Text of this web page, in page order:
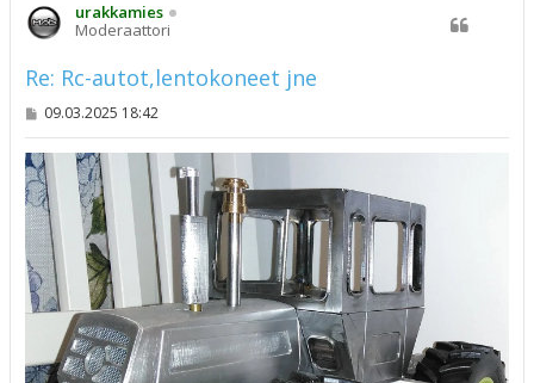
urakkamies
Moderaattori
Re: Rc-autot,lentokoneet jne
V
s
t
i
09.03.2025 18:42